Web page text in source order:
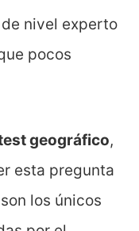
nivel experto
pocos
geográfico,
esta pregunta
los únicos